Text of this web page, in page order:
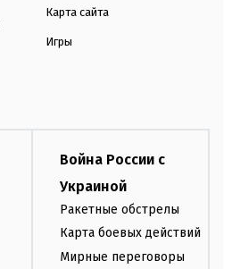
Карта сайта
Игры
Война России с
Украиной
Ракетные обстрелы
Карта боевых действий
Мирные переговоры